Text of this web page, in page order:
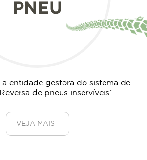
PNEU
a entidade gestora do sistema de
de pneus inservíveis”
VEJA MAIS